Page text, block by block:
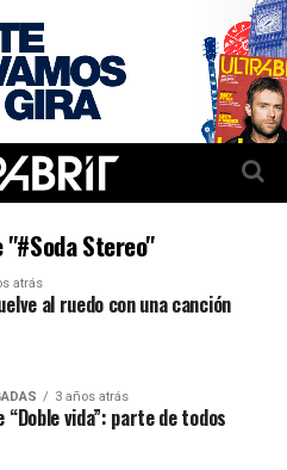
Stereo"
atrás
al ruedo con una canción
3 años atrás
“Doble vida”: parte de todos